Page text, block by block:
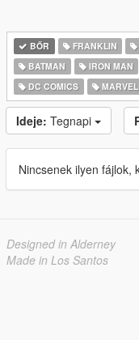
BŐR FRANKLIN
BATMAN
IRON MAN
DC COMICS
MARVEL
Ideje: Tegnapi
Nincsenek ilyen fájlok,
Designed in Alderney
Made in Los Santos